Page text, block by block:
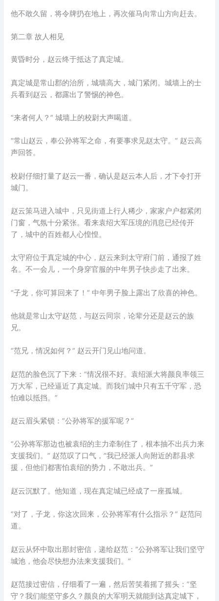
他不敢久留，将令牌扔在地上，再次催马向常山方向赶去。
第二章 故人相见
黄昏时分，赵云终于抵达了真定城。
真定城是常山郡的治所，城墙高大，城门紧闭。城墙上的士
兵看到赵云，都露出了警惕的神色。
“来者何人？” 城墙上的校尉大声喝道。
“常山赵云，奉公孙将军之命，有要事求见赵太守。” 赵云高
声回答。
校尉仔细打量了赵云一番，确认是赵云本人后，才下令打开
城门。
赵云策马进入城中，只见街道上行人稀少，家家户户都紧闭
门窗，气氛十分紧张。看来袁绍大军压境的消息已经传开
了，城中的百姓都人心惶惶。
太守府位于真定城的中心，赵云来到太守府门前，通报了姓
名。不一会儿，一个身穿官服的中年男子快步走了出来。
“子龙，你可算回来了！” 中年男子脸上露出了欣喜的神色。
他就是常山太守赵范，与赵云同宗，论辈分还是赵云的族
兄。
“范兄，情况如何？” 赵云开门见山地问道。
赵范的脸色沉了下来：”情况很不好。袁绍派大将颜良率领三
万大军，已经逼近了真定城。而我们城中只有五千守军，恐
怕难以抵挡。”
赵云眉头紧锁：”公孙将军的援军呢？”
“公孙将军那边也被袁绍的主力牵制住了，根本抽不出兵力来
支援我们。” 赵范叹了口气，”我已经派人向附近的郡县求
援，但他们都害怕袁绍的势力，不敢出兵。”
赵云沉默了。他知道，现在真定城已经成了一座孤城。
“对了，子龙，你这次回来，公孙将军有什么指示？” 赵范问
道。
赵云从怀中取出那封密信，递给赵范：”公孙将军让我们坚守
城池，他会尽快想办法来支援我们。”
赵范接过密信，仔细看了一遍，然后苦笑着摇了摇头：”坚
守？我们能坚守多久？颜良的大军明天就能到达真定城下，